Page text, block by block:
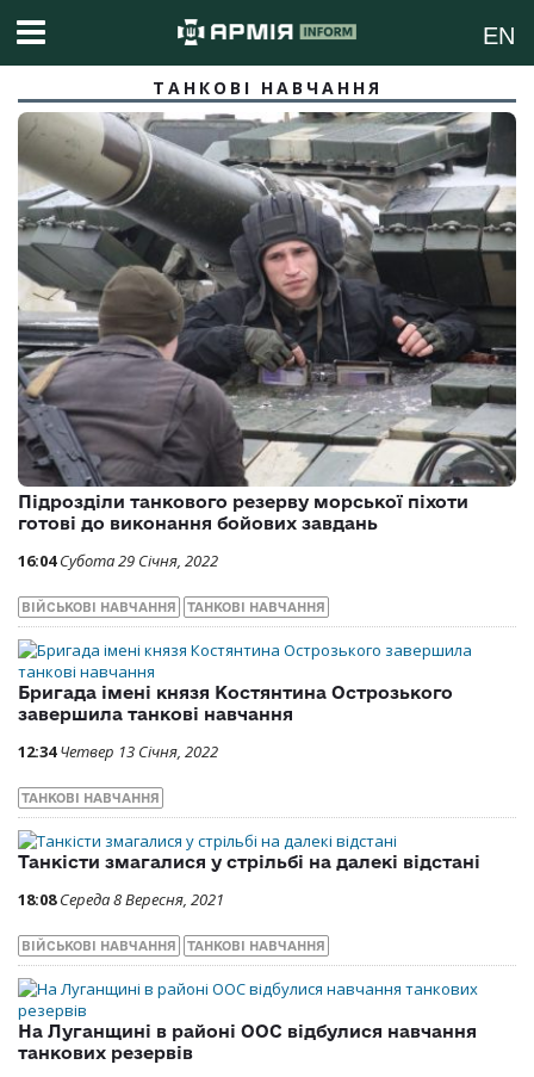
EN
ТАНКОВІ НАВЧАННЯ
Підрозділи танкового резерву морської піхоти
готові до виконання бойових завдань
16:04 Субота 29 Січня, 2022
ВІЙСЬКОВІ НАВЧАННЯ ТАНКОВІ НАВЧАННЯ
Бригада імені князя Костянтина Острозького
завершила танкові навчання
12:34 Четвер 13 Січня, 2022
ТАНКОВІ НАВЧАННЯ
Танкісти змагалися у стрільбі на далекі відстані
18:08 Середа 8 Вересня, 2021
ВІЙСЬКОВІ НАВЧАННЯ ТАНКОВІ НАВЧАННЯ
На Луганщині в районі ООС відбулися навчання
танкових резервів